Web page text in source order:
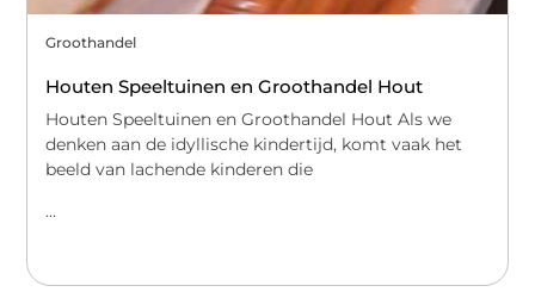
Groothandel
Houten Speeltuinen en Groothandel Hout
Houten Speeltuinen en Groothandel Hout Als we
denken aan de idyllische kindertijd, komt vaak het
beeld van lachende kinderen die
...